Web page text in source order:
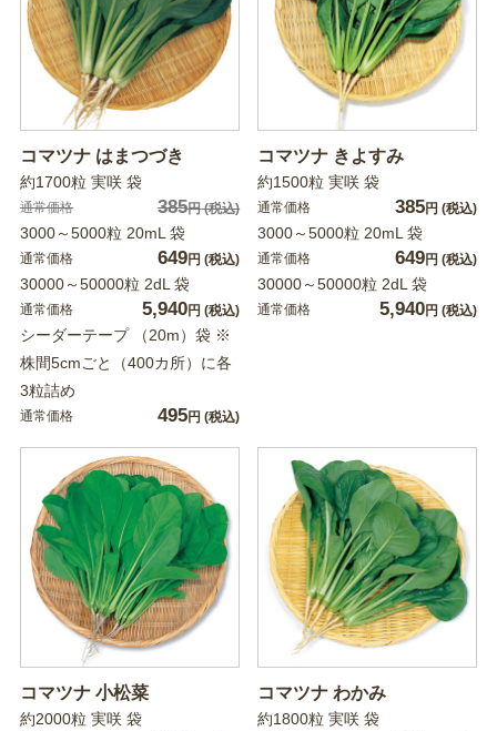
コマツナ はまつづき
約1700粒 実咲 袋
通常価格 385円(税込)
3000～5000粒 20mL 袋
通常価格 649円 (税込)
30000～50000粒 2dL 袋
通常価格 5,940円 (税込)
シーダーテープ （20m）袋 ※
株間5cmごと（400カ所）に各
3粒詰め
通常価格 495円 (税込)
コマツナ きよすみ
約1500粒 実咲 袋
通常価格 385円 (税込)
3000～5000粒 20mL 袋
通常価格 649円 (税込)
30000～50000粒 2dL 袋
通常価格 5,940円 (税込)
コマツナ 小松菜
約2000粒 実咲 袋
コマツナ わかみ
約1800粒 実咲 袋